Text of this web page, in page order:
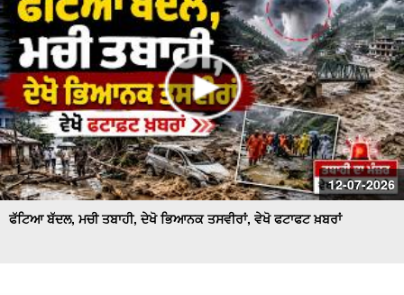
12-07-2026
ਫੱਟਿਆ ਬੱਦਲ, ਮਚੀ ਤਬਾਹੀ, ਦੇਖੋ ਭਿਆਨਕ ਤਸਵੀਰਾਂ, ਵੇਖੋ ਫਟਾਫਟ ਖ਼ਬਰਾਂ